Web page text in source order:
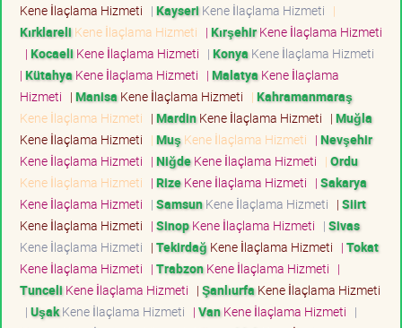
Kene İlaçlama Hizmeti | Kayseri Kene İlaçlama Hizmeti |
Kırklareli Kene İlaçlama Hizmeti | KırşehirKene İlaçlama Hizmeti
| Kocaeli Kene İlaçlama Hizmeti | Konya Kene İlaçlama Hizmeti
| Kütahya Kene İlaçlama Hizmeti | Malatya Kene İlaçlama
Hizmeti | Manisa Kene İlaçlama Hizmeti | Kahramanmaraş
Kene İlaçlama Hizmeti | MardinKene İlaçlama Hizmeti | Muğla
Kene İlaçlama Hizmeti | Muş Kene İlaçlama Hizmeti | Nevşehir
Kene İlaçlama Hizmeti | NiğdeKene İlaçlama Hizmeti | Ordu
Kene İlaçlama Hizmeti | RizeKene İlaçlama Hizmeti | Sakarya
Kene İlaçlama Hizmeti | SamsunKene İlaçlama Hizmeti | Siirt
Kene İlaçlama Hizmeti | SinopKene İlaçlama Hizmeti | Sivas
Kene İlaçlama Hizmeti | Tekirdağ Kene İlaçlama Hizmeti | Tokat
Kene İlaçlama Hizmeti | TrabzonKene İlaçlama Hizmeti |
Tunceli Kene İlaçlama Hizmeti | Şanlıurfa Kene İlaçlama Hizmeti
| UşakKene İlaçlama Hizmeti | VanKene İlaçlama Hizmeti |